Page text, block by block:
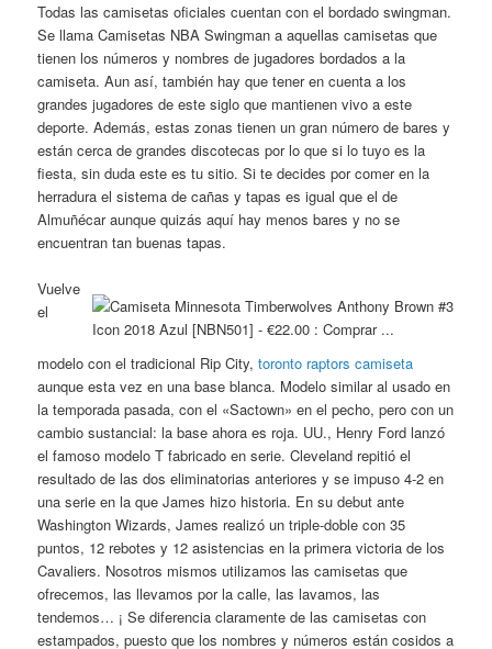
Todas las camisetas oficiales cuentan con el bordado swingman.
Se llama Camisetas NBA Swingman a aquellas camisetas que
tienen los números y nombres de jugadores bordados a la
camiseta. Aun así, también hay que tener en cuenta a los
grandes jugadores de este siglo que mantienen vivo a este
deporte. Además, estas zonas tienen un gran número de bares y
están cerca de grandes discotecas por lo que si lo tuyo es la
fiesta, sin duda este es tu sitio. Si te decides por comer en la
herradura el sistema de cañas y tapas es igual que el de
Almuñécar aunque quizás aquí hay menos bares y no se
encuentran tan buenas tapas.
Vuelve
el
modelo con el tradicional Rip City,toronto raptors camiseta
aunque esta vez en una base blanca. Modelo similar al usado en
la temporada pasada, con el «Sactown» en el pecho, pero con un
cambio sustancial: la base ahora es roja. UU., Henry Ford lanzó
el famoso modelo T fabricado en serie. Cleveland repitió el
resultado de las dos eliminatorias anteriores y se impuso 4-2 en
una serie en la que James hizo historia. En su debut ante
Washington Wizards, James realizó un triple-doble con 35
puntos, 12 rebotes y 12 asistencias en la primera victoria de los
Cavaliers. Nosotros mismos utilizamos las camisetas que
ofrecemos, las llevamos por la calle, las lavamos, las
tendemos… ¡ Se diferencia claramente de las camisetas con
estampados, puesto que los nombres y números están cosidos a